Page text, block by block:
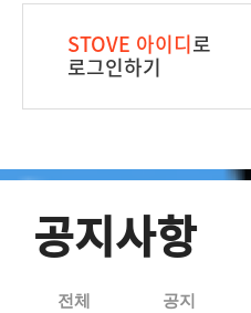
STOVE 아이디로
로그인하기
공지사항
전체 공지